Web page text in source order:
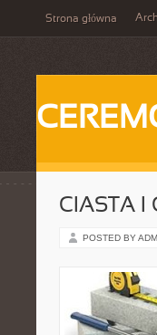
Strona główna
CIASTA I
POSTED BY